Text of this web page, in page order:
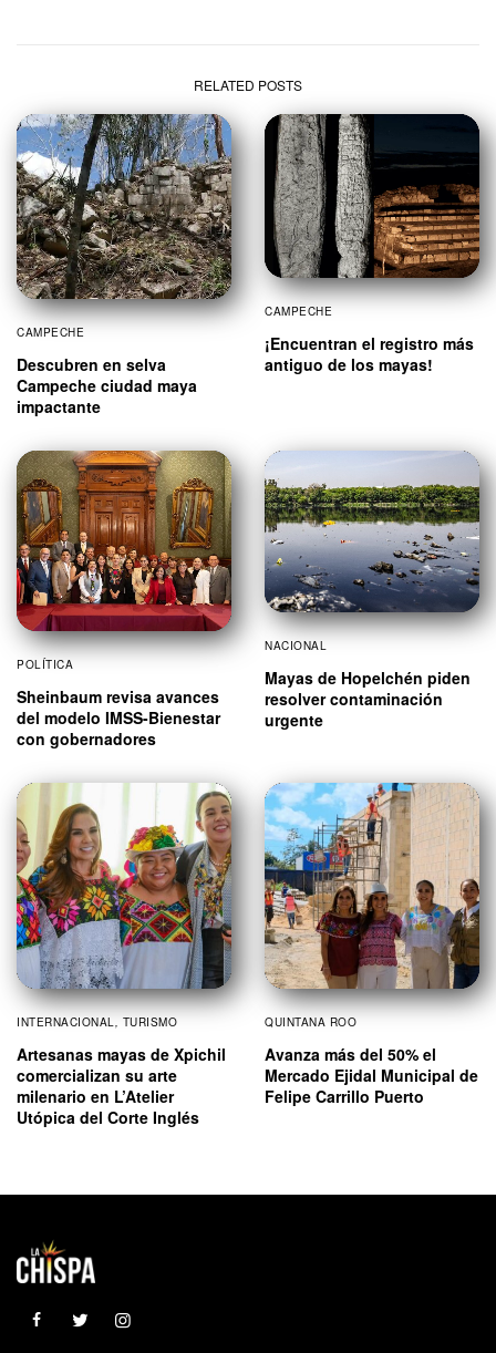
RELATED POSTS
CAMPECHE
Descubren en selva
Campeche ciudad maya
impactante
CAMPECHE
¡Encuentran el registro más
antiguo de los mayas!
POLÍTICA
Sheinbaum revisa avances
del modelo IMSS-Bienestar
con gobernadores
NACIONAL
Mayas de Hopelchén piden
resolver contaminación
urgente
INTERNACIONAL, TURISMO
Artesanas mayas de Xpichil
comercializan su arte
milenario en L’Atelier
Utópica del Corte Inglés
QUINTANA ROO
Avanza más del 50% el
Mercado Ejidal Municipal de
Felipe Carrillo Puerto